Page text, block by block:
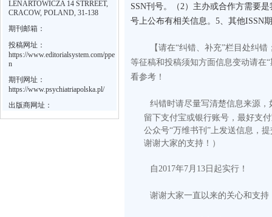
LENARTOWICZA 14 STRREET,
CRACOW, POLAND, 31-138
期刊邮箱：
投稿网址：
https://www.editorialsystem.com/ppe
n
期刊网址：
https://www.psychiatriapolska.pl/
出版商网址：
SSN刊号。（2）主办或合作方需要
号上公布有相关信息。5、其他ISSN
【请在“纠错、补充”栏目处纠
等征稿和投稿须知方面信息变动请在
看参考！
纠错时请尽量写清楚信息来源
留下支付宝或银行账号，最好支
公众号“万维书刊”上发送信息，
谢谢大家的支持！）
自2017年7月13日起实行！
谢谢大家一直以来的关心和支持